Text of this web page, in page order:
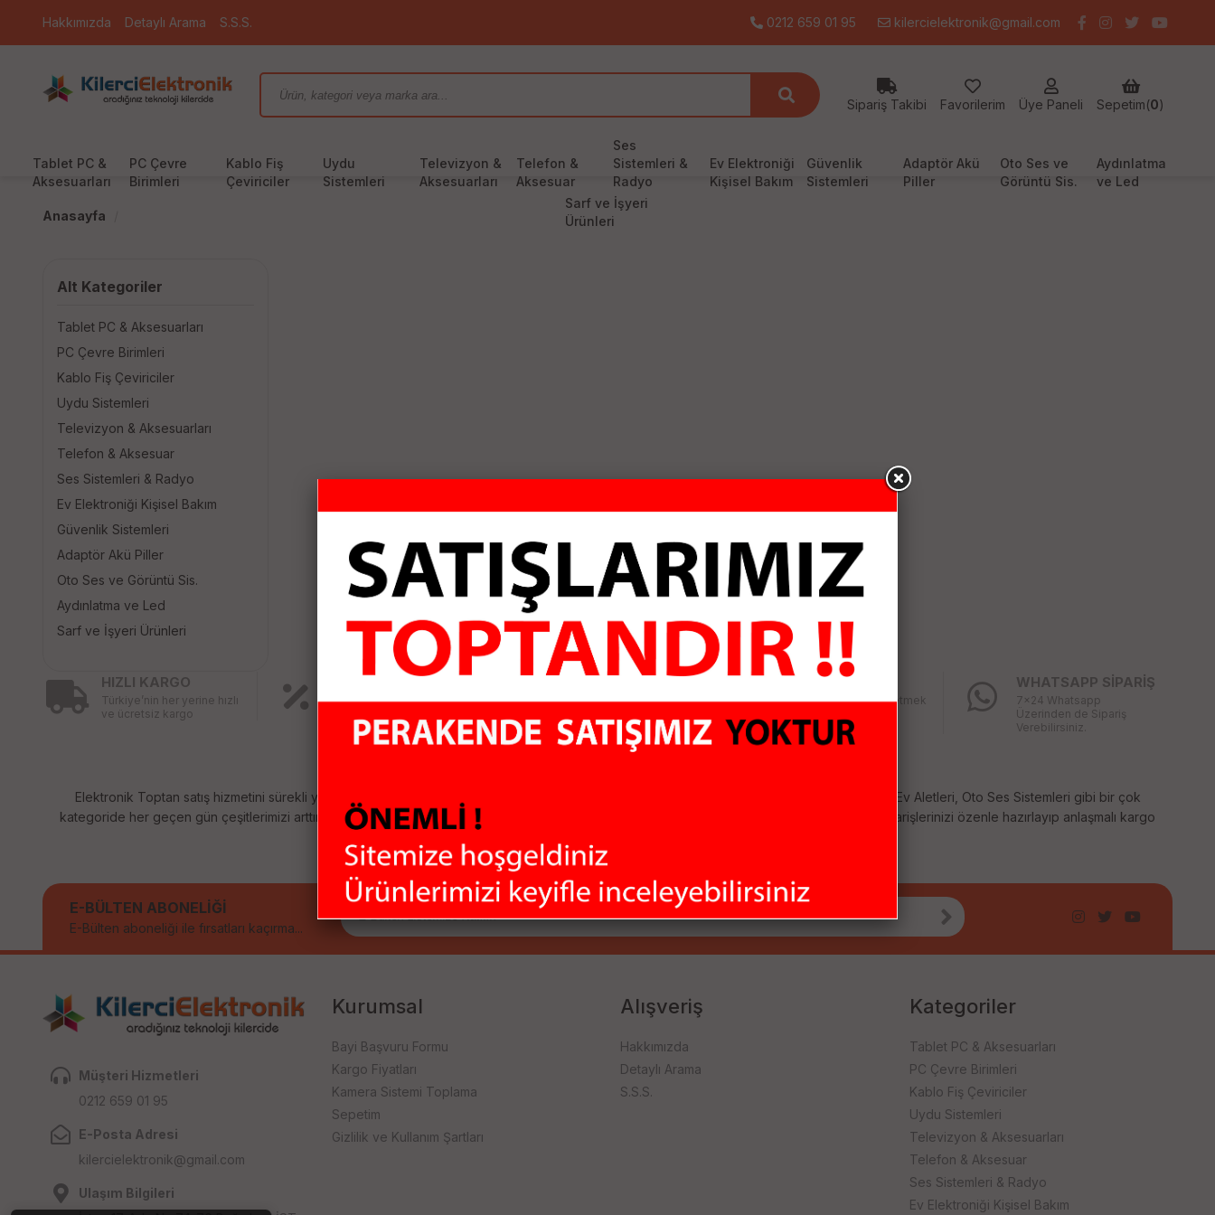
Hakkımızda Detaylı Arama S.S.S. 0212 659 01 95 kilercielektronik@gmail.com
Sipariş Takibi Favorilerim Üye Paneli Sepetim(0)
Tablet PC &
Aksesuarları
PC Çevre
Birimleri
Kablo Fiş
Çeviriciler
Uydu
Sistemleri
Televizyon &
Aksesuarları
Telefon &
Aksesuar
Ses
Sistemleri &
Radyo
Ev Elektroniği
Kişisel Bakım
Güvenlik
Sistemleri
Adaptör Akü
Piller
Oto Ses ve
Görüntü Sis.
Aydınlatma
ve Led
Sarf ve İşyeri
Ürünleri
Anasayfa
Alt Kategoriler
Tablet PC & Aksesuarları
PC Çevre Birimleri
Kablo Fiş Çeviriciler
Uydu Sistemleri
Televizyon & Aksesuarları
Telefon & Aksesuar
Ses Sistemleri & Radyo
Ev Elektroniği Kişisel Bakım
Güvenlik Sistemleri
Adaptör Akü Piller
Oto Ses ve Görüntü Sis.
Aydınlatma ve Led
Sarf ve İşyeri Ürünleri
HIZLI KARGO
Türkiye’nin her yerine hızlı
ve ücretsiz kargo
KAMPANYALI
ÜRÜNLER
Birbirinden farklı marka ve
ürünler için indirimli fiyatlar
GÜVENLİ ÖDEME
Sİtemiz 128Mbit SSL
korunmaktadır
KOLAY İADE
Aldığınız ürünü iade etmek
olmamıştı
WHATSAPP SİPARİŞ
7x24 Whatsapp
Üzerinden de Sipariş
Verebilirsiniz.
Elektronik Toptan satış hizmetini sürekli yenileyerek sizlere sunuyoruz. Bilgisayar Çevre Birimleri, Uydu Alıcıları, Güvenlik Sistemleri, Küçük Ev Aletleri, Oto Ses Sistemleri gibi bir çok
kategoride her geçen gün çeşitlerimizi arttırıyoruz. Size sağladığımız bu çeşitlilik ile ihtiyaçlarınızı tek merkezden karşılamanızı sağlıyoruz. Siparişlerinizi özenle hazırlayıp anlaşmalı kargo
E-BÜLTEN ABONELİĞİ
E-Bülten aboneliği ile fırsatları kaçırma...
Müşteri Hizmetleri
0212 659 01 95
E-Posta Adresi
kilercielektronik@gmail.com
Ulaşım Bilgileri
Kurumsal
Bayi Başvuru Formu
Kargo Fiyatları
Kamera Sistemi Toplama
Sepetim
Gizlilik ve Kullanım Şartları
Alışveriş
Hakkımızda
Detaylı Arama
S.S.S.
Kategoriler
Tablet PC & Aksesuarları
PC Çevre Birimleri
Kablo Fiş Çeviriciler
Uydu Sistemleri
Televizyon & Aksesuarları
Telefon & Aksesuar
Ses Sistemleri & Radyo
Ev Elektroniği Kişisel Bakım